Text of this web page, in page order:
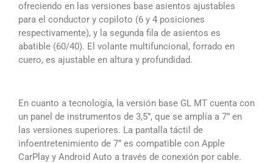
ofreciendo en las versiones base asientos ajustables
para el conductor y copiloto (6 y 4 posiciones
respectivamente), y la segunda fila de asientos es
abatible (60/40). El volante multifuncional, forrado en
cuero, es ajustable en altura y profundidad.
En cuanto a tecnología, la versión base GL MT cuenta con
un panel de instrumentos de 3,5”, que se amplía a 7” en
las versiones superiores. La pantalla táctil de
infoentretenimiento de 7” es compatible con Apple
CarPlay y Android Auto a través de conexión por cable.